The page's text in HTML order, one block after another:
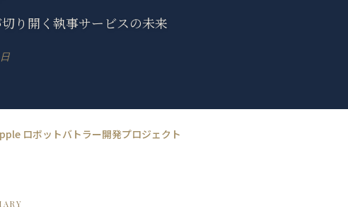
り開く執事サービスの未来
ロボットバトラー開発プロジェクト